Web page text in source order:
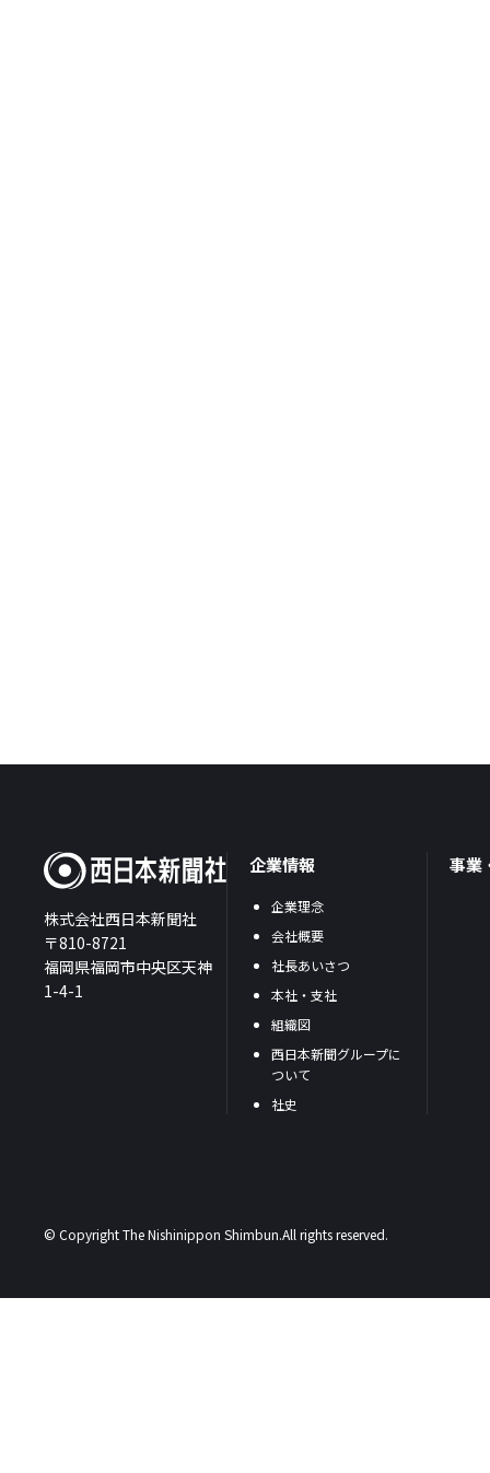
株式会社西日本新聞社
〒810-8721
福岡県福岡市中央区天神
1-4-1
企業情報
企業理念
会社概要
社長あいさつ
本社・支社
組織図
西日本新聞グループに
ついて
社史
事業
© Copyright The Nishinippon Shimbun.All rights reserved.